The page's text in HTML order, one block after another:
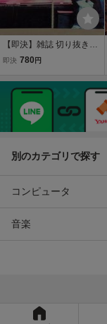
【即決】雑誌 切り抜き●
『浅野忠信 二万字インタ
ジ）●ロッキングオンジャ
パン 2002年1月号●ROCK
IN'ON JAPAN
即決 780 円
別のカテゴリで探す
コンピュータ
音楽